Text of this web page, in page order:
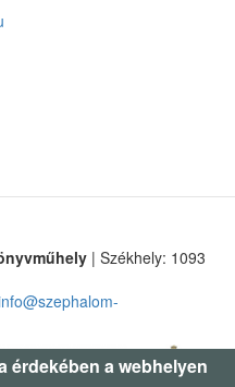
| Székhely: 1093
érdekében a webhelyen